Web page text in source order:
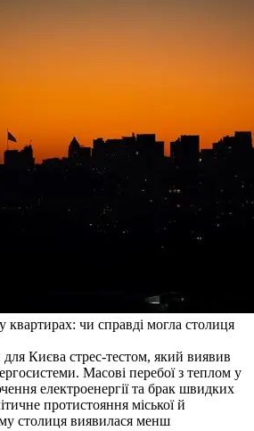
квартирах: чи справді могла столиця
для Києва стрес-тестом, який виявив
Масові перебої з теплом у
електроенергії та брак швидких
протистояння міської й
столиця виявилася менш